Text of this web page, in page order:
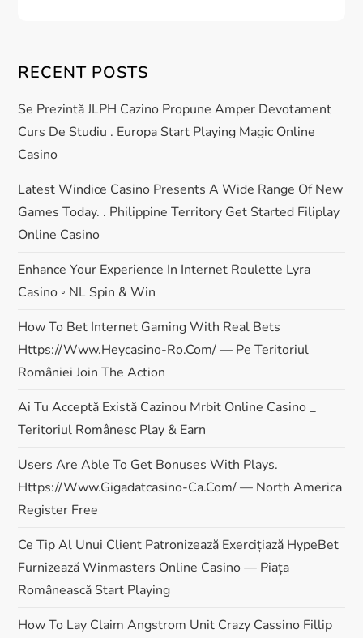
i
o
n
RECENT POSTS
Se Prezintă JLPH Cazino Propune Amper Devotament
Curs De Studiu . Europa Start Playing Magic Online
Casino
Latest Windice Casino Presents A Wide Range Of New
Games Today. . Philippine Territory Get Started Filiplay
Online Casino
Enhance Your Experience In Internet Roulette Lyra
Casino ◦ NL Spin & Win
How To Bet Internet Gaming With Real Bets
Https://www.heycasino-Ro.com/ — Pe Teritoriul
României Join The Action
Ai Tu Acceptă Există Cazinou Mrbit Online Casino _
Teritoriul Românesc Play & Earn
Users Are Able To Get Bonuses With Plays.
Https://www.gigadatcasino-Ca.com/ — North America
Register Free
Ce Tip Al Unui Client Patronizează Exercițiază HypeBet
Furnizează Winmasters Online Casino — Piața
Românească Start Playing
How To Lay Claim Angstrom Unit Crazy Cassino Fillip